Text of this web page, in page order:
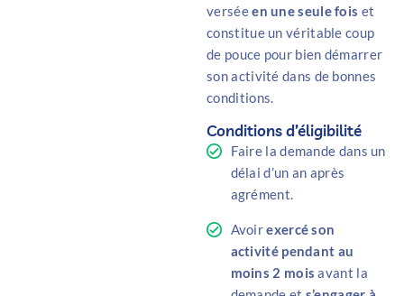
verséeen une seule fois et
constitue un véritable coup
de pouce pour bien démarrer
son activité dans de bonnes
conditions.
Conditions d’éligibilité
Faire la demande dans un
délai d’un an après
agrément.
Avoirexercé son
activité pendant au
moins 2 mois avant la